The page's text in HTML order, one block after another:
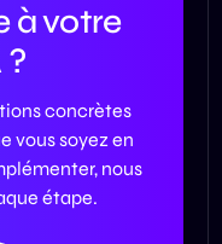
à votre
concrètes
vous soyez en
nous
étape.